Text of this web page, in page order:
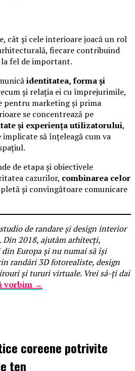
cât și cele interioare joacă un rol
fiecare contribuind
fel de important.
identitatea, forma și
și relația ei cu împrejurimile,
pentru marketing și prima
se concentrează pe
și experiența utilizatorului,
să înțeleagă cum va
de etapa și obiectivele
cazurilor, combinarea celor
și convingătoare comunicare
de randare și design interior
Din 2018, ajutăm arhitecți,
Europa și nu numai să își
randări 3D fotorealiste, design
și tururi virtuale. Vrei să-ți dai
vorbim →
coreene potrivite
ten